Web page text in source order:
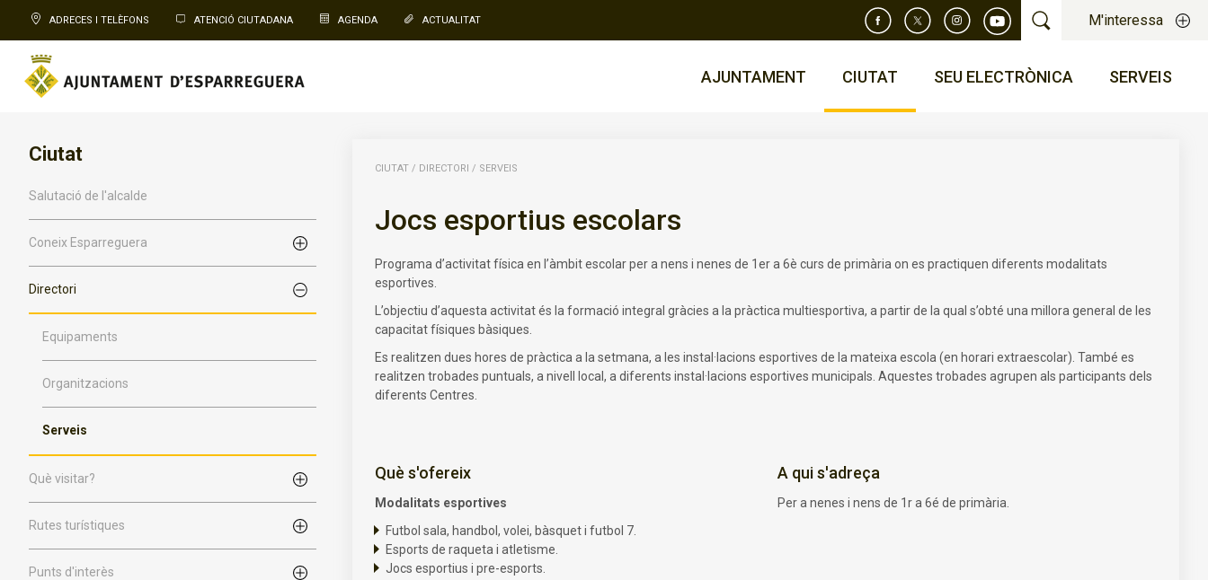
ADRECES I TELÈFONS ATENCIÓ CIUTADANA AGENDA ACTUALITAT M'interessa
AJUNTAMENT CIUTAT SEU ELECTRÒNICA SERVEIS
Ciutat
Salutació de l'alcalde
Coneix Esparreguera
Directori
Equipaments
Organitzacions
Serveis
Què visitar?
Rutes turístiques
Punts d'interès
CIUTAT / DIRECTORI / SERVEIS
Jocs esportius escolars
Programa d’activitat física en l’àmbit escolar per a nens i nenes de 1er a 6è curs de primària on es practiquen diferents modalitats
esportives.
L’objectiu d’aquesta activitat és la formació integral gràcies a la pràctica multiesportiva, a partir de la qual s’obté una millora general de les
capacitat físiques bàsiques.
Es realitzen dues hores de pràctica a la setmana, a les instal·lacions esportives de la mateixa escola (en horari extraescolar). També es
realitzen trobades puntuals, a nivell local, a diferents instal·lacions esportives municipals. Aquestes trobades agrupen als participants dels
diferents Centres.
Què s'ofereix
Modalitats esportives
Futbol sala, handbol, volei, bàsquet i futbol 7.
Esports de raqueta i atletisme.
Jocs esportius i pre-esports.
A qui s'adreça
Per a nenes i nens de 1r a 6é de primària.